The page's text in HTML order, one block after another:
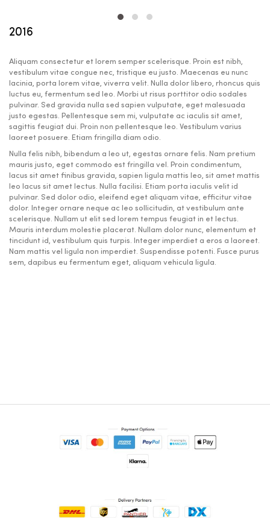
2016
Aliquam consectetur et lorem semper scelerisque. Proin est nibh,
vestibulum vitae congue nec, tristique eu justo. Maecenas eu nunc
lacinia, porta lorem vitae, viverra velit. Nulla dolor libero, rhoncus quis
luctus eu, fermentum sed leo. Morbi ut risus porttitor odio sodales
pulvinar. Sed gravida nulla sed sapien vulputate, eget malesuada
justo egestas. Pellentesque sem mi, vulputate ac iaculis sit amet,
sagittis feugiat dui. Proin non pellentesque leo. Vestibulum varius
laoreet posuere. Etiam fringilla diam odio.
Nulla felis nibh, bibendum a leo ut, egestas ornare felis. Nam pretium
mauris justo, eget commodo est fringilla vel. Proin condimentum,
lacus sit amet finibus gravida, sapien ligula mattis leo, sit amet mattis
leo lacus sit amet lectus. Nulla facilisi. Etiam porta iaculis velit id
pulvinar. Sed dolor odio, eleifend eget aliquam vitae, efficitur vitae
dolor. Integer ornare neque ac leo sollicitudin, at vestibulum ante
scelerisque. Nullam ut elit sed lorem tempus feugiat in et lectus.
Mauris interdum molestie placerat. Nullam dolor nunc, elementum et
tincidunt id, vestibulum quis turpis. Integer imperdiet a eros a laoreet.
Nam mattis vel ligula non imperdiet. Suspendisse potenti. Fusce purus
sem, dapibus eu fermentum eget, aliquam vehicula ligula.